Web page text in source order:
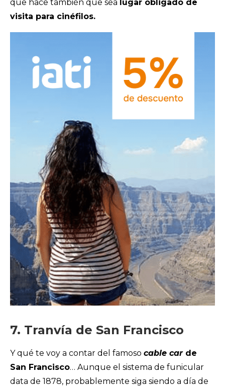
que hace también que sea lugar obligado de
visita para cinéfilos.
7. Tranvía de San Francisco
Y qué te voy a contar del famoso cable carde
San Francisco… Aunque el sistema de funicular
data de 1878, probablemente siga siendo a día de